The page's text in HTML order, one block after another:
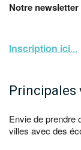
Notre newsletter
Inscription ici...
Principales
Envie de prendre
villes avec des